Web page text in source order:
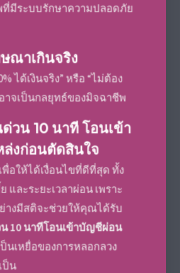
ที่มีระบบรักษาความปลอดภัย
ณาเกินจริง
ได้เงินจริง” หรือ “ไม่ต้อง
าจเป็นกลยุทธ์ของมิจฉาชีพ
ด่วน 10 นาที โอนเข้า
งก่อนตัดสินใจ
อให้ได้เงื่อนไขที่ดีที่สุด ทั้ง
และระยะเวลาผ่อน เพราะ
างมีสติจะช่วยให้คุณได้รับ
น 10 นาทีโอนเข้าบัญชีผ่อน
นเหยื่อของการหลอกลวง
ป็น